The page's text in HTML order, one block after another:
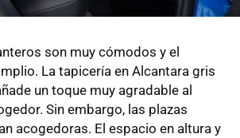
son muy cómodos y el
La tapicería en Alcantara gris
un toque muy agradable al
Sin embargo, las plazas
acogedoras. El espacio en altura y